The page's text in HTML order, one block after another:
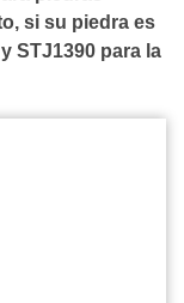
si su piedra es
STJ1390 para la